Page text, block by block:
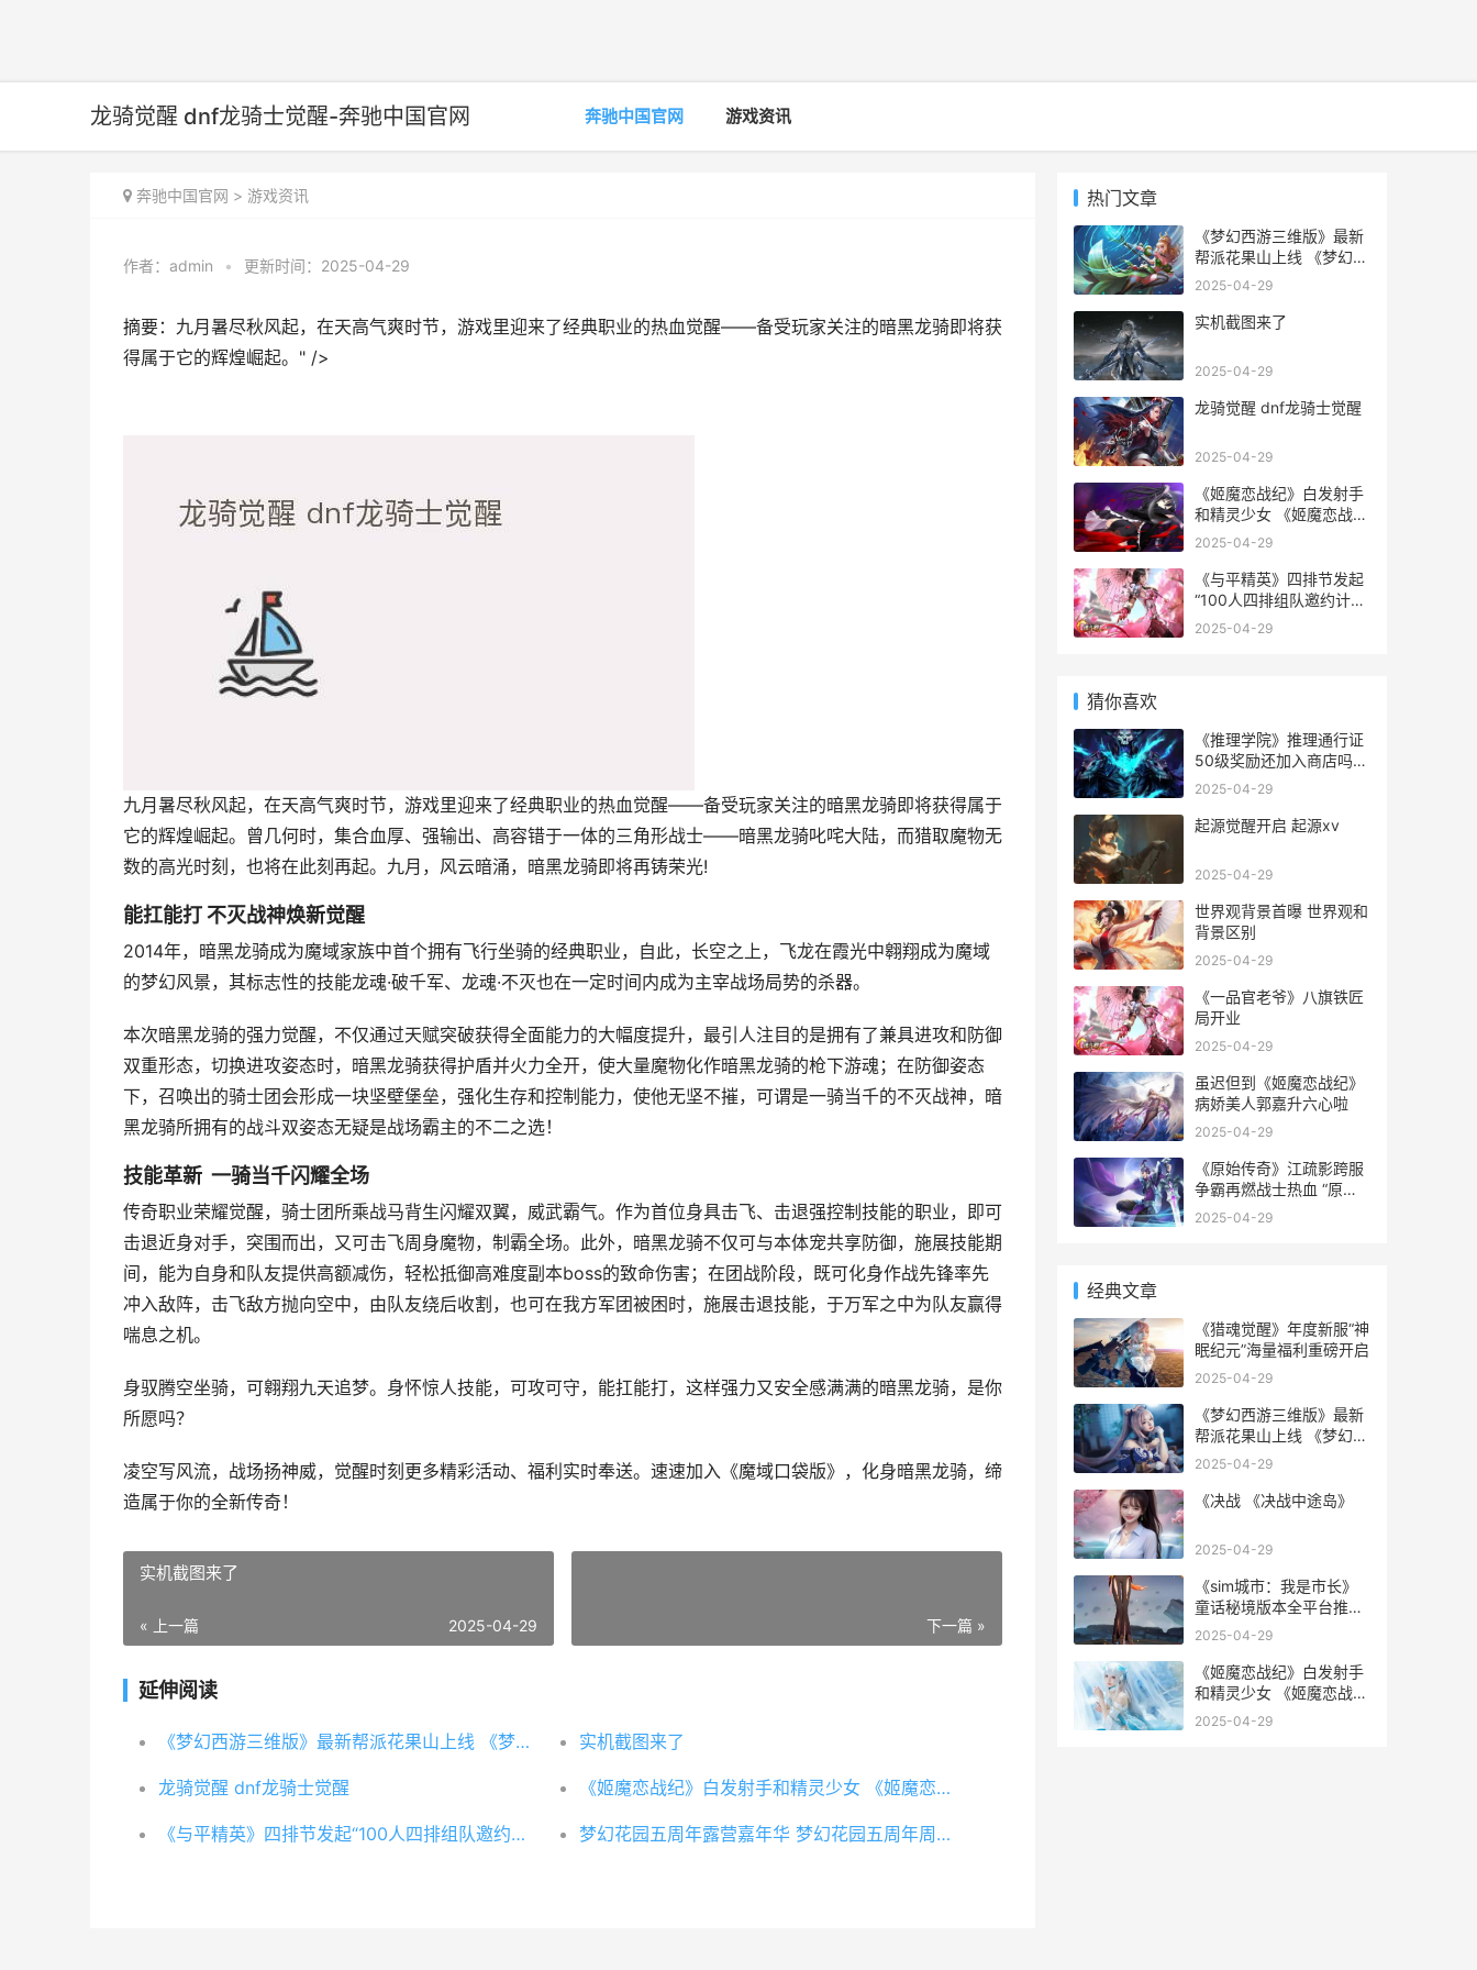
龙骑觉醒 dnf龙骑士觉醒-奔驰中国官网 奔驰中国官网 游戏资讯
奔驰中国官网 > 游戏资讯
作者： admin • 更新时间：2025-04-29
摘要：九月暑尽秋风起，在天高气爽时节，游戏里迎来了经典职业的热血觉醒——备受玩家关注的暗黑龙骑即将获
得属于它的辉煌崛起。" />
九月暑尽秋风起，在天高气爽时节，游戏里迎来了经典职业的热血觉醒——备受玩家关注的暗黑龙骑即将获得属于
它的辉煌崛起。曾几何时，集合血厚、强输出、高容错于一体的三角形战士——暗黑龙骑叱咤大陆，而猎取魔物无
数的高光时刻，也将在此刻再起。九月，风云暗涌，暗黑龙骑即将再铸荣光!
能扛能打 不灭战神焕新觉醒
2014年，暗黑龙骑成为魔域家族中首个拥有飞行坐骑的经典职业，自此，长空之上，飞龙在霞光中翱翔成为魔域
的梦幻风景，其标志性的技能龙魂·破千军、龙魂·不灭也在一定时间内成为主宰战场局势的杀器。
本次暗黑龙骑的强力觉醒，不仅通过天赋突破获得全面能力的大幅度提升，最引人注目的是拥有了兼具进攻和防御
双重形态，切换进攻姿态时，暗黑龙骑获得护盾并火力全开，使大量魔物化作暗黑龙骑的枪下游魂；在防御姿态
下，召唤出的骑士团会形成一块坚壁堡垒，强化生存和控制能力，使他无坚不摧，可谓是一骑当千的不灭战神，暗
黑龙骑所拥有的战斗双姿态无疑是战场霸主的不二之选！
技能革新 一骑当千闪耀全场
传奇职业荣耀觉醒，骑士团所乘战马背生闪耀双翼，威武霸气。作为首位身具击飞、击退强控制技能的职业，即可
击退近身对手，突围而出，又可击飞周身魔物，制霸全场。此外，暗黑龙骑不仅可与本体宠共享防御，施展技能期
间，能为自身和队友提供高额减伤，轻松抵御高难度副本boss的致命伤害；在团战阶段，既可化身作战先锋率先
冲入敌阵，击飞敌方抛向空中，由队友绕后收割，也可在我方军团被困时，施展击退技能，于万军之中为队友赢得
喘息之机。
身驭腾空坐骑，可翱翔九天追梦。身怀惊人技能，可攻可守，能扛能打，这样强力又安全感满满的暗黑龙骑，是你
所愿吗？
凌空写风流，战场扬神威，觉醒时刻更多精彩活动、福利实时奉送。速速加入《魔域口袋版》，化身暗黑龙骑，缔
造属于你的全新传奇！
实机截图来了
« 上一篇 2025-04-29 下一篇 »
延伸阅读
《梦幻西游三维版》最新帮派花果山上线 《梦幻西游三维版》 实机截图来了
龙骑觉醒 dnf龙骑士觉醒 《姬魔恋战纪》白发射手和精灵少女 《姬魔恋战纪》文丑好感度剧情视频
《与平精英》四排节发起“100人四排组队邀约计划” 梦幻花园五周年露营嘉年华 梦幻花园五周年周边有什么
热门文章
《梦幻西游三维版》最新
帮派花果山上线 《梦幻西
游三维版》
2025-04-29
实机截图来了
2025-04-29
龙骑觉醒 dnf龙骑士觉醒
2025-04-29
《姬魔恋战纪》白发射手
和精灵少女 《姬魔恋战
纪》文丑好感度剧情视频
2025-04-29
《与平精英》四排节发起
“100人四排组队邀约计
划”
2025-04-29
猜你喜欢
《推理学院》推理通行证
50级奖励还加入商店吗
推理学院好玩吗
2025-04-29
起源觉醒开启 起源xv
2025-04-29
世界观背景首曝 世界观和
背景区别
2025-04-29
《一品官老爷》八旗铁匠
局开业
2025-04-29
虽迟但到《姬魔恋战纪》
病娇美人郭嘉升六心啦
2025-04-29
《原始传奇》江疏影跨服
争霸再燃战士热血 “原始
传奇”
2025-04-29
经典文章
《猎魂觉醒》年度新服“神
眠纪元”海量福利重磅开启
2025-04-29
《梦幻西游三维版》最新
帮派花果山上线 《梦幻西
游三维版》
2025-04-29
《决战 《决战中途岛》
2025-04-29
《sim城市：我是市长》
童话秘境版本全平台推出
模拟城市我是市下载
2025-04-29
《姬魔恋战纪》白发射手
和精灵少女 《姬魔恋战
纪》文丑好感度剧情视频
2025-04-29